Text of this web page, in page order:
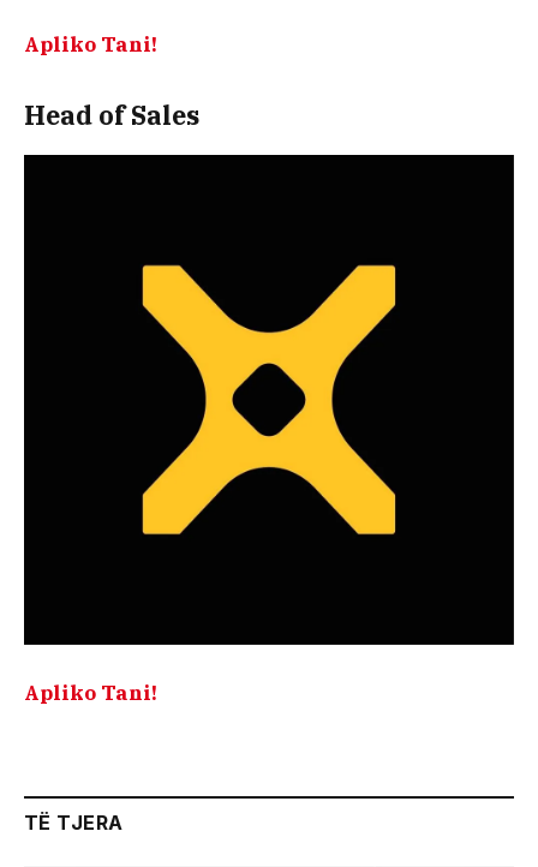
Apliko Tani!
Head of Sales
Apliko Tani!
TË TJERA